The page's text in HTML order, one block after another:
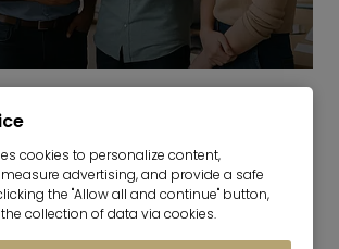
ljudi z vsega sveta.
jezik ter razumemo njihove
osebne potrebe. Tako
zaupanje, povezanost in
cookies to personalize content,
advertising, and provide a safe
the "Allow all and continue" button,
collection of data via cookies.